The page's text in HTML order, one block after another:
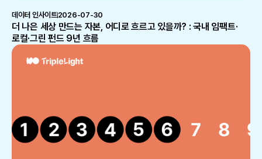
데이터 인사이트2026-07-30
더 나은 세상 만드는 자본, 어디로 흐르고 있을까? : 국내 임팩트·
로컬·그린 펀드 9년 흐름